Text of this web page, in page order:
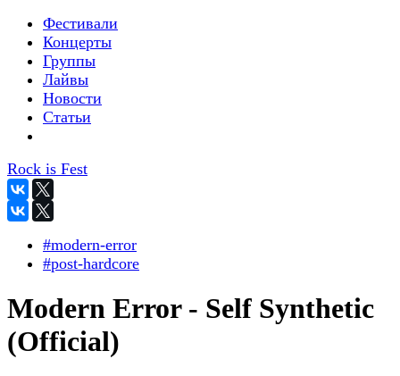
Фестивали
Концерты
Группы
Лайвы
Новости
Статьи
Rock is Fest
#modern-error
#post-hardcore
Modern Error - Self Synthetic
(Official)